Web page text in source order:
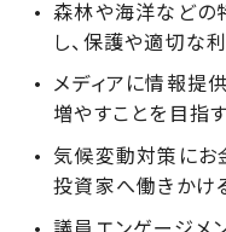
森林や海洋などの
し、保護や適切な
メディアに情報提
増やすことを目指す
気候変動対策にお
投資家へ働きかけ